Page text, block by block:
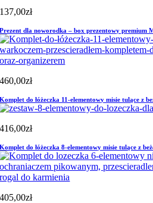
137,00zł
Prezent dla noworodka – box prezentowy premium
460,00zł
Komplet do łóżeczka 11-elementowy misie tulące z
416,00zł
Komplet do łóżeczka 8-elementowy misie tulące z
405,00zł